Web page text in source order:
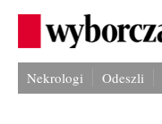
Nekrologi Odeszli